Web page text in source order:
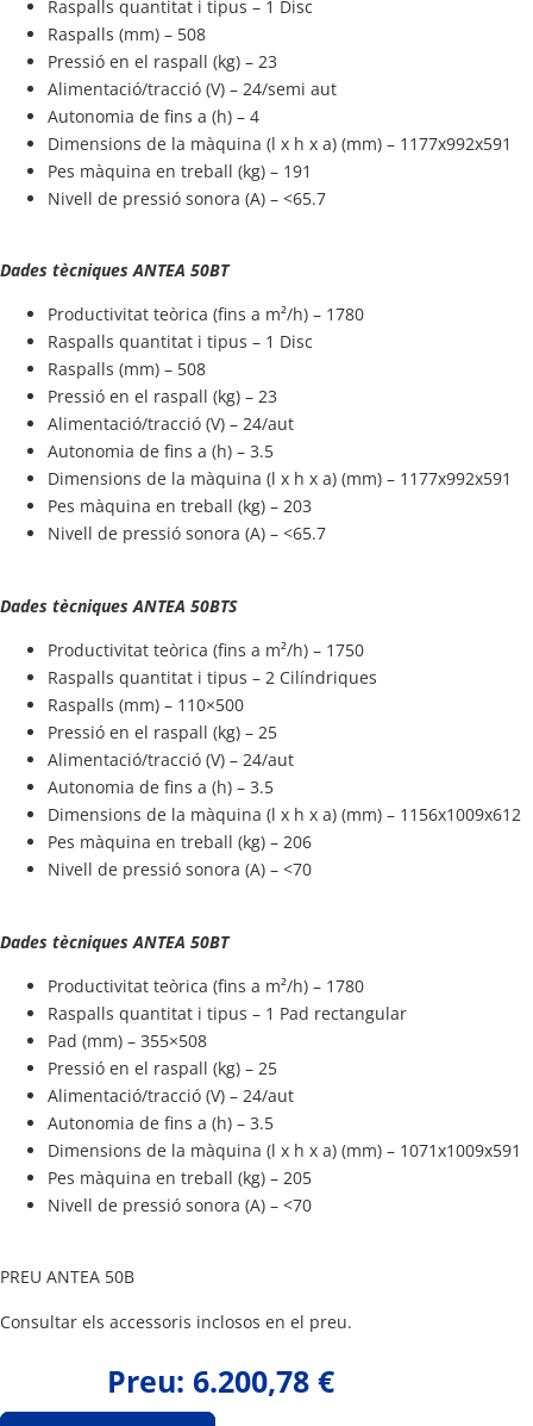
Raspalls quantitat i tipus – 1 Disc
Raspalls (mm) – 508
Pressió en el raspall (kg) – 23
Alimentació/tracció (V) – 24/semi aut
Autonomia de fins a (h) – 4
Dimensions de la màquina (l x h x a) (mm) – 1177x992x591
Pes màquina en treball (kg) – 191
Nivell de pressió sonora (A) – <65.7
Dades tècniques ANTEA 50BT
Productivitat teòrica (fins a m²/h) – 1780
Raspalls quantitat i tipus – 1 Disc
Raspalls (mm) – 508
Pressió en el raspall (kg) – 23
Alimentació/tracció (V) – 24/aut
Autonomia de fins a (h) – 3.5
Dimensions de la màquina (l x h x a) (mm) – 1177x992x591
Pes màquina en treball (kg) – 203
Nivell de pressió sonora (A) – <65.7
Dades tècniques ANTEA 50BTS
Productivitat teòrica (fins a m²/h) – 1750
Raspalls quantitat i tipus – 2 Cilíndriques
Raspalls (mm) – 110×500
Pressió en el raspall (kg) – 25
Alimentació/tracció (V) – 24/aut
Autonomia de fins a (h) – 3.5
Dimensions de la màquina (l x h x a) (mm) – 1156x1009x612
Pes màquina en treball (kg) – 206
Nivell de pressió sonora (A) – <70
Dades tècniques ANTEA 50BT
Productivitat teòrica (fins a m²/h) – 1780
Raspalls quantitat i tipus – 1 Pad rectangular
Pad (mm) – 355×508
Pressió en el raspall (kg) – 25
Alimentació/tracció (V) – 24/aut
Autonomia de fins a (h) – 3.5
Dimensions de la màquina (l x h x a) (mm) – 1071x1009x591
Pes màquina en treball (kg) – 205
Nivell de pressió sonora (A) – <70
PREU ANTEA 50B
Consultar els accessoris inclosos en el preu.
Preu: 6.200,78 €